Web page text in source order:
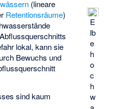
E
lb
e
h
o
c
h
w
(lineare
Retentionsräume)
lokal, kann sie
Bewuchs und
sind kaum